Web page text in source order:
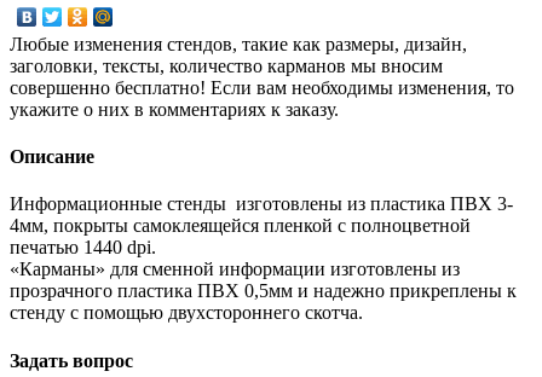
Любые изменения стендов, такие как размеры, дизайн,
заголовки, тексты, количество карманов мы вносим
совершенно бесплатно! Если вам необходимы изменения, то
укажите о них в комментариях к заказу.
Описание
Информационные стенды изготовлены из пластика ПВХ 3-
4мм, покрыты самоклеящейся пленкой с полноцветной
печатью 1440 dpi.
«Карманы» для сменной информации изготовлены из
прозрачного пластика ПВХ 0,5мм и надежно прикреплены к
стенду с помощью двухстороннего скотча.
Задать вопрос